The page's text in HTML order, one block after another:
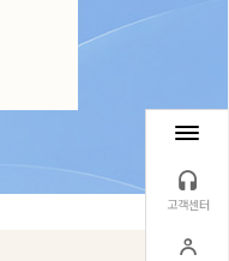
고객센터